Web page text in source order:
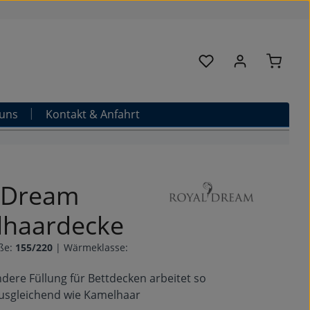
Du hast 0 Produkte
Kontakt & Anfahrt
155/220 | Wärmeklasse:
Füllung für Bettdecken arbeitet so
wie Kamelhaar